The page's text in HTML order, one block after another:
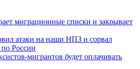
миграционные списки и закрывает
атаки на наши НПЗ и сорвал
России
мигрантов будет оплачивать